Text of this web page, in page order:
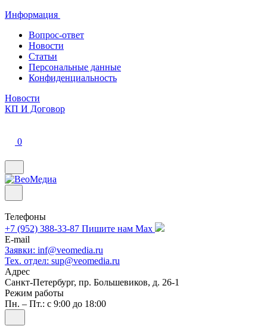
Информация
Вопрос-ответ
Новости
Статьи
Персональные данные
Конфиденциальность
Новости
КП И Договор
0
Телефоны
+7 (952) 388-33-87 Пишите нам Max
E-mail
Заявки: inf@veomedia.ru
Тех. отдел: sup@veomedia.ru
Адрес
Санкт-Петербург, пр. Большевиков, д. 26-1
Режим работы
Пн. – Пт.: с 9:00 до 18:00